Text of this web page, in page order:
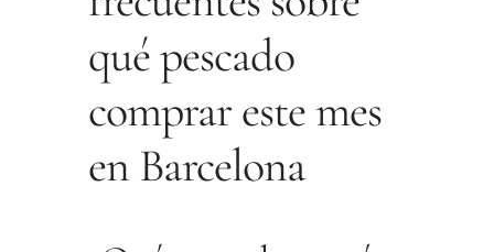
qué pescado
comprar este mes
en Barcelona